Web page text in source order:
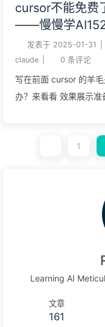
Copilot等）进行深入
VSCode插件 -** 对于...
cursor不能免费
——慢慢学
发表于 2025-01-31
claude
0 条评论
写在前面 cursor 的羊
办？来看看 效果展示准备工作 安装 vs code 环境 注册一个
装按钮。 安装好以后
了。 如果只是免费使
果想有更好的编程体验
搜索 cline 插件，如下
装成功以后，左侧会出
的设置界面，右上角
LM API，然后选择相
到页面，尝试让它解释
它用中文 cline 很值得
Deepseek + c...
1
Learning AI
文章
161